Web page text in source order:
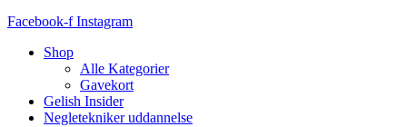
Facebook-f Instagram
Shop
Alle Kategorier
Gavekort
Gelish Insider
Negletekniker uddannelse